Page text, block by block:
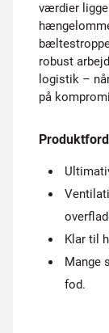
værdier
robust
logistik –
på
Klar til
Mange
fod.